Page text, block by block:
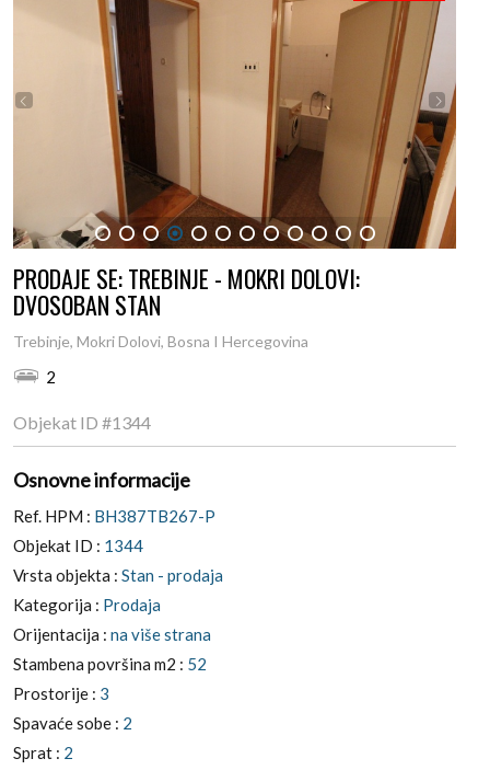
1 2 3 4 5 6 7 8 9 10 11 12
PRODAJE SE: TREBINJE - MOKRI DOLOVI:
DVOSOBAN STAN
Trebinje, Mokri Dolovi, Bosna I Hercegovina
2
Objekat ID #1344
Osnovne informacije
Ref. HPM : BH387TB267-P
Objekat ID : 1344
Vrsta objekta : Stan - prodaja
Kategorija : Prodaja
Orijentacija : na više strana
Stambena površina m2 : 52
Prostorije : 3
Spavaće sobe : 2
Sprat : 2